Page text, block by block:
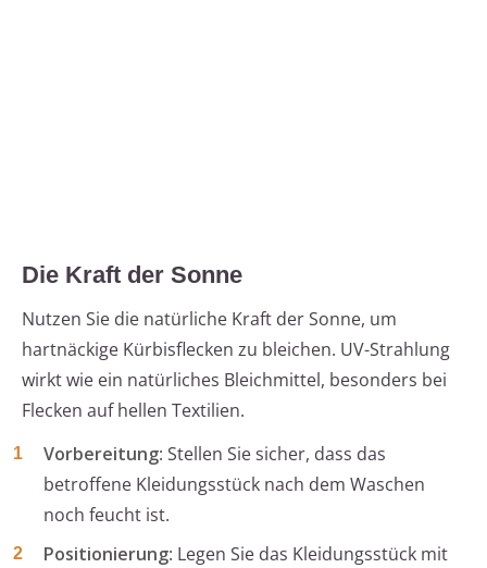
Die Kraft der Sonne
Nutzen Sie die natürliche Kraft der Sonne, um
hartnäckige Kürbisflecken zu bleichen. UV-Strahlung
wirkt wie ein natürliches Bleichmittel, besonders bei
Flecken auf hellen Textilien.
Vorbereitung: Stellen Sie sicher, dass das
betroffene Kleidungsstück nach dem Waschen
noch feucht ist.
Positionierung: Legen Sie das Kleidungsstück mit